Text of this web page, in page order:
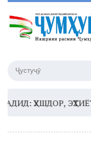
ҲУШДОР, ЭҲТИЁТ ВА